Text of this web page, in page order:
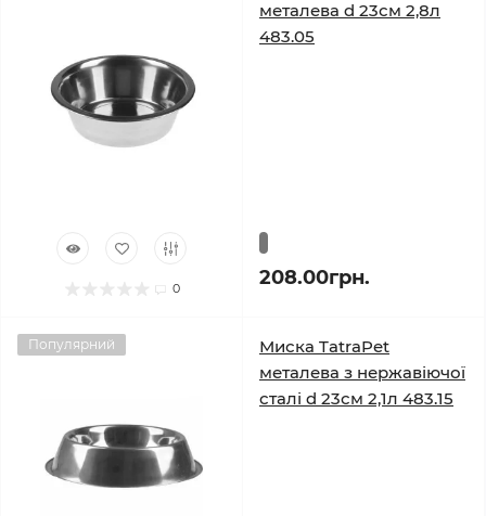
0
металева d 23см 2,8л
483.05
208.00грн.
Популярний
Миска TatraPet
металева з нержавіючої
сталі d 23см 2,1л 483.15